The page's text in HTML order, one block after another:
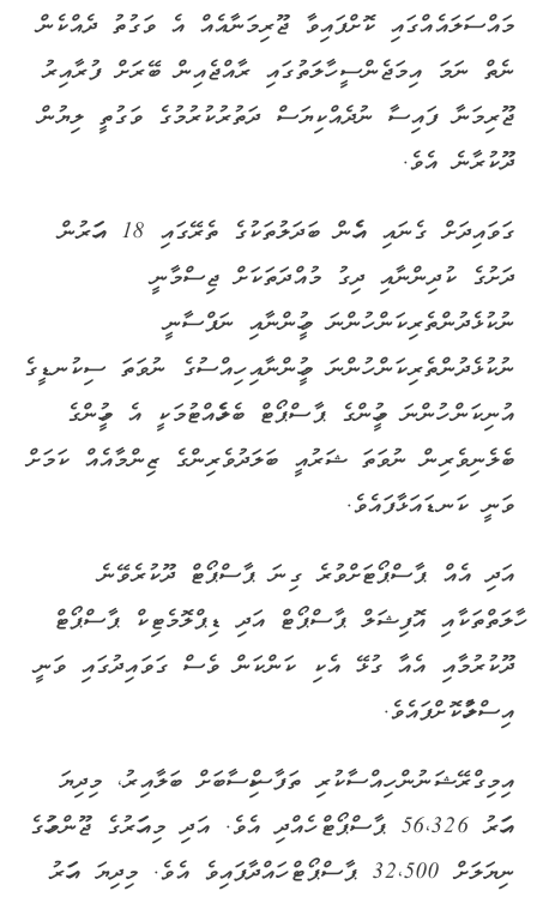
މައްސަލައެއްގައި ކޮށްފައިވާ ޖޫރިމަނާއެއް އެ ވަގުތު ދެއްކެން
ނެތް ނަމަ އިމަޖެންސީ ހާލަތުގައި ރާއްޖެއިން ބޭރަށް ފުރާއިރު
ޖޫރިމަނާ ފައިސާ ނުދެއްކިޔަސް ދަތުރުކުރުމުގެ ވަގުތީ ލިޔުން
ދޫކުރާނެ އެވެ.
ގަވައިދަށް ގެނައި އެހެން ބަދަލުތަކުގެ ތެރޭގައި 18 އަހަރުން
ދަށުގެ ކުދިންނާއި ދިގު މުއްދަތަކަށް ޖިސްމާނީ
ނުކުޅެދުންތެރިކަން ހުންނަ މީހުންނާއި ނަފްސާނީ
ނުކުޅެދުންތެރިކަން ހުންނަ މީހުންނާއި ހިއްސުގެ ނުވަތަ ސިކުނޑީގެ
އުނިކަން ހުންނަ މީހުންގެ ޕާސްޕޯޓް ބެލެހެއްޓުމަކީ އެ މީހުންގެ
ބެލެނިވެރިން ނުވަތަ ޝަރުއީ ބަލަދުވެރިންގެ ޒިންމާއެއް ކަމަށް
ވަނީ ކަނޑައަޅާފައެވެ.
އަދި އެއް ޕާސްޕޯޓަށްވުރެ ގިނަ ޕާސްޕޯޓް ދޫކުރެވޭނެ
ހާލަތްތަކާއި އޮފިޝަލް ޕާސްޕޯޓް އަދި ޑިޕްލޮމެޓިކް ޕާސްޕޯޓް
ދޫކުރުމާއި އެއާ ގުޅޭ އެކި ކަންކަން ވެސް ގަވައިދުގައި ވަނީ
އިސްލާހުކޮށްފައެވެ.
އިމިގްރޭޝަނުން ހިއްސާކުރި ތަފާސްހިސާބަށް ބަލާއިރު، މިދިޔަ
އަހަރު 56،326 ޕާސްޕޯޓް ހެއްދި އެވެ. އަދި މިއަހަރުގެ ޖޫންމަހުގެ
ނިޔަލަށް 32،500 ޕާސްޕޯޓް ހައްދާފައިވެ އެވެ. މިދިޔަ އަހަރު